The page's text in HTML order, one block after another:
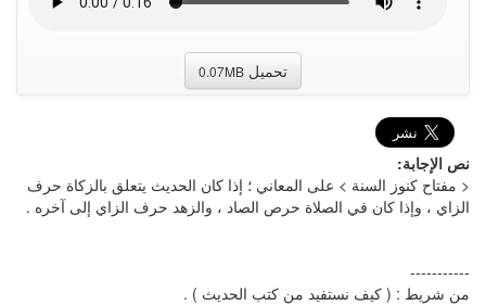
تحميل 0.07MB
نص الإجابة:
< مفتاح كنوز السنة > على المعاني ؛ إذا كان الحديث يتعلق بالزكاة حرف
الزاي ، وإذا كان في الصلاة حرص الصاد ، والزهد حرف الزاي إلى آخره .
-----------
من شريط : ( كيف نستفيد من كتب الحديث ) .